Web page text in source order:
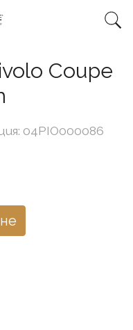
Coupe
04PIO000086